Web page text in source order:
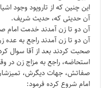
این چنین که از تاروپود وجود
آن حدیثی که، حدیث شریف.
آن دو تا زن آمدند خدمت امام
آن دو تا زن آمدند راجع به
صحبت کردند بعد از آقا سوال
استحاضه، راجع به مزاج زن
صفاتش، جهات دیگرش،
امام شروع کرده فرمود: